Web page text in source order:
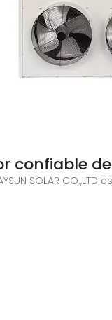
confiable
SOLAR